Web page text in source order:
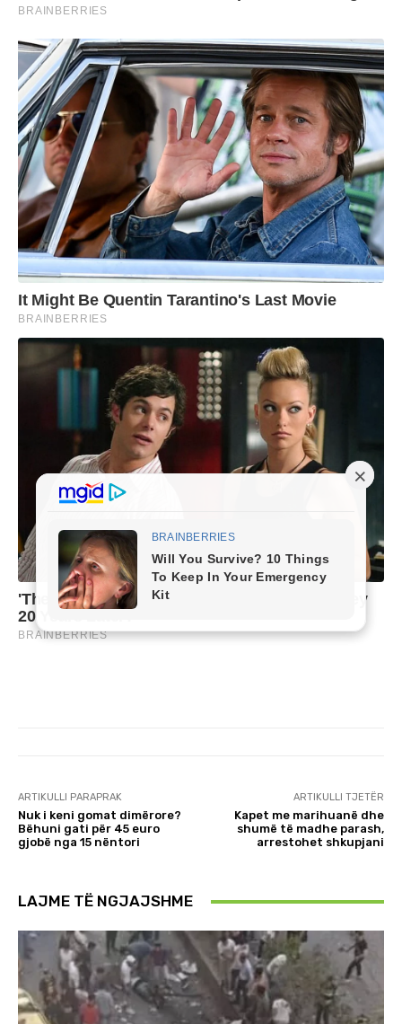
ARTIKULLI PARAPRAK
Nuk i keni gomat dimërore?
Bëhuni gati për 45 euro
gjobë nga 15 nëntori
ARTIKULLI TJETËR
Kapet me marihuanë dhe
shumë të madhe parash,
arrestohet shkupjani
LAJME TË NGJAJSHME